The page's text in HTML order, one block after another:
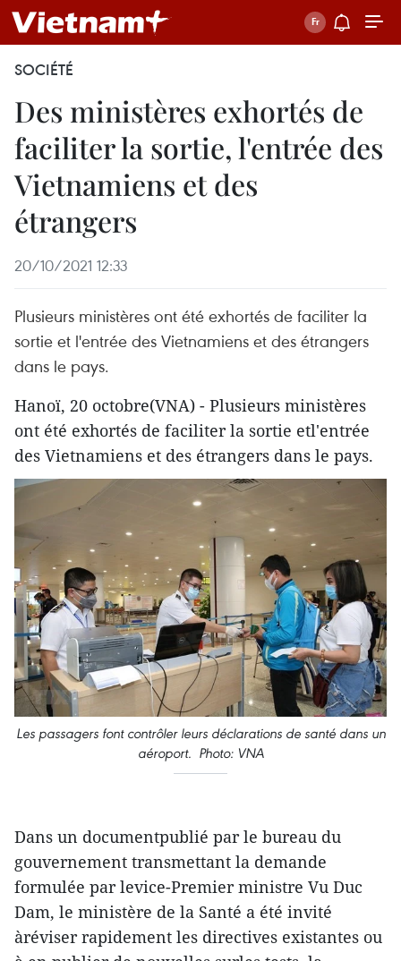
SOCIÉTÉ
Des ministères exhortés de
faciliter la sortie, l'entrée des
Vietnamiens et des
étrangers
20/10/2021 12:33
Plusieurs ministères ont été exhortés de faciliter la
sortie et l'entrée des Vietnamiens et des étrangers
dans le pays.
Hanoï, 20 octobre(VNA) - Plusieurs ministères
ont été exhortés de faciliter la sortie etl'entrée
des Vietnamiens et des étrangers dans le pays.
Les passagers font contrôler leurs déclarations de santé dans un
aéroport. Photo: VNA
Dans un documentpublié par le bureau du
gouvernement transmettant la demande
formulée par levice-Premier ministre Vu Duc
Dam, le ministère de la Santé a été invité
àréviser rapidement les directives existantes ou